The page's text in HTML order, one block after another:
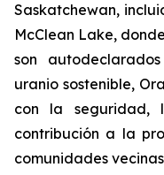
Saskatchewan,
McClean Lake,
son
uranio sostenible,
con la seguridad,
contribución a la
comunidades